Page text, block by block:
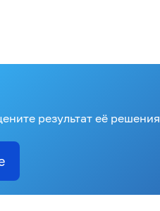
результат её решения